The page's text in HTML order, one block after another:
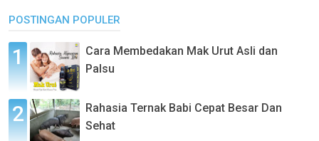
POSTINGAN POPULER
Cara Membedakan Mak Urut Asli dan
Palsu
Rahasia Ternak Babi Cepat Besar Dan
Sehat